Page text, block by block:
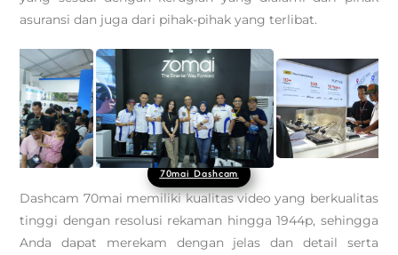
asuransi dan juga dari pihak-pihak yang terlibat.
70mai Dashcam
Dashcam 70mai memiliki kualitas video yang berkualitas
tinggi dengan resolusi rekaman hingga 1944p, sehingga
Anda dapat merekam dengan jelas dan detail serta